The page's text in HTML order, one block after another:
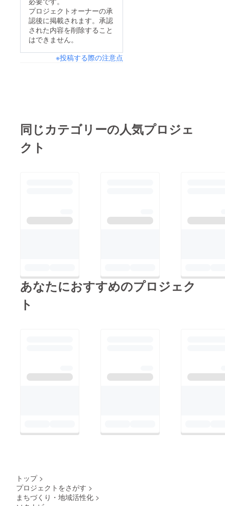
プロジェクトオーナーの承
認後に掲載されます。承認
された内容を削除すること
はできません。
※投稿する際の注意点
同じカテゴリーの人気プロジェ
クト
あなたにおすすめのプロジェク
ト
トップ >
プロジェクトをさがす >
まちづくり・地域活性化 >